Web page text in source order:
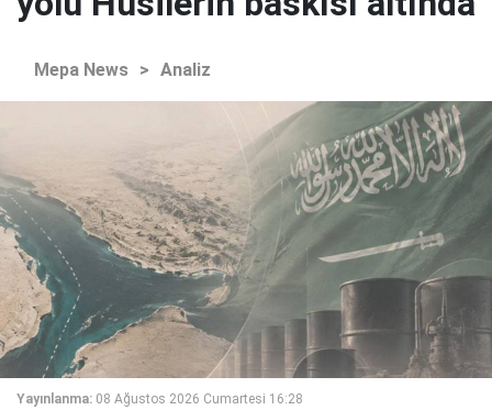
Mepa News > Analiz
Yayınlanma: 08 Ağustos 2026 Cumartesi 16:28